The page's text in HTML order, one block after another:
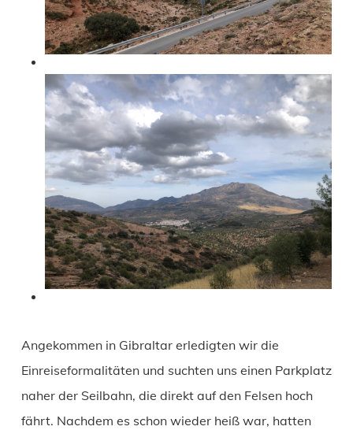
Angekommen in Gibraltar erledigten wir die
Einreiseformalitäten und suchten uns einen Parkplatz
naher der Seilbahn, die direkt auf den Felsen hoch
fährt. Nachdem es schon wieder heiß war, hatten